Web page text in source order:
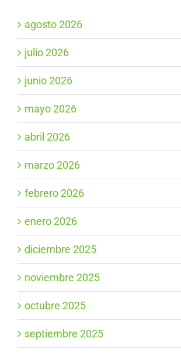
agosto 2026
julio 2026
junio 2026
mayo 2026
abril 2026
marzo 2026
febrero 2026
enero 2026
diciembre 2025
noviembre 2025
octubre 2025
septiembre 2025